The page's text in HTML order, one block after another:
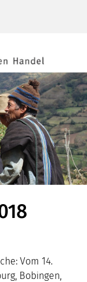
Vom 14.
Bobingen,